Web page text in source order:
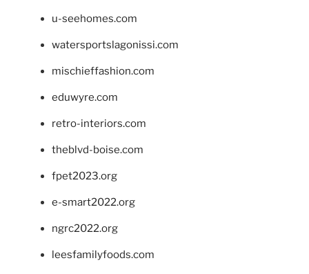
u-seehomes.com
watersportslagonissi.com
mischieffashion.com
eduwyre.com
retro-interiors.com
theblvd-boise.com
fpet2023.org
e-smart2022.org
ngrc2022.org
leesfamilyfoods.com